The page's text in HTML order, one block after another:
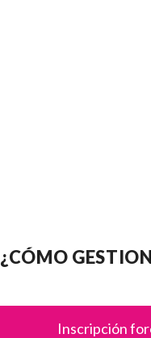
¿CÓMO
Inscripción